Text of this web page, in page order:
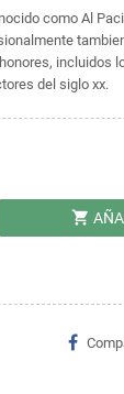
como Al
incluidos
del siglo xx.​
shopping_cart